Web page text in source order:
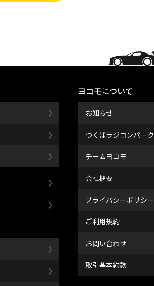
ヨコモについて
お知らせ
つくばラジコンパーク
チームヨコモ
会社概要
プライバシーポリシー
ご利用規約
お問い合わせ
取引基本約款